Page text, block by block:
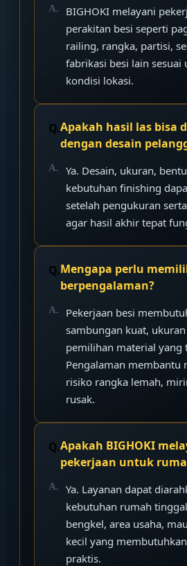
BIGHOKI melayani
perakitan besi seperti
railing, rangka, partisi,
fabrikasi besi lain sesuai
kondisi lokasi.
Apakah hasil las bisa
dengan desain
Ya. Desain, ukuran,
kebutuhan finishing
setelah pengukuran
agar hasil akhir tepat
Mengapa perlu
berpengalaman?
Pekerjaan besi
sambungan kuat,
pemilihan material yang
Pengalaman membantu
risiko rangka lemah,
rusak.
Apakah BIGHOKI
pekerjaan untuk
Ya. Layanan dapat
kebutuhan rumah
bengkel, area usaha,
kecil yang
praktis.